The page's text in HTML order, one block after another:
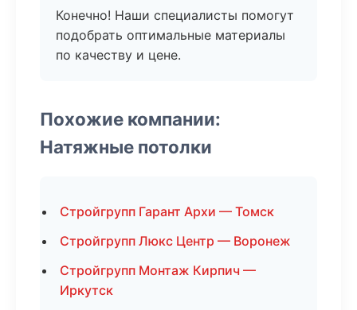
Конечно! Наши специалисты помогут
подобрать оптимальные материалы
по качеству и цене.
Похожие компании:
Натяжные потолки
Стройгрупп Гарант Архи — Томск
Стройгрупп Люкс Центр — Воронеж
Стройгрупп Монтаж Кирпич —
Иркутск